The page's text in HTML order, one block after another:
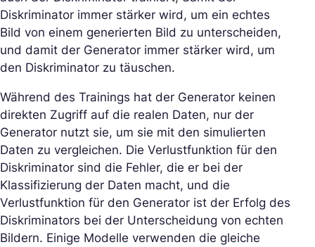
Diskriminator immer stärker wird, um ein echtes
Bild von einem generierten Bild zu unterscheiden,
und damit der Generator immer stärker wird, um
den Diskriminator zu täuschen.
Während des Trainings hat der Generator keinen
direkten Zugriff auf die realen Daten, nur der
Generator nutzt sie, um sie mit den simulierten
Daten zu vergleichen. Die Verlustfunktion für den
Diskriminator sind die Fehler, die er bei der
Klassifizierung der Daten macht, und die
Verlustfunktion für den Generator ist der Erfolg des
Diskriminators bei der Unterscheidung von echten
Bildern. Einige Modelle verwenden die gleiche